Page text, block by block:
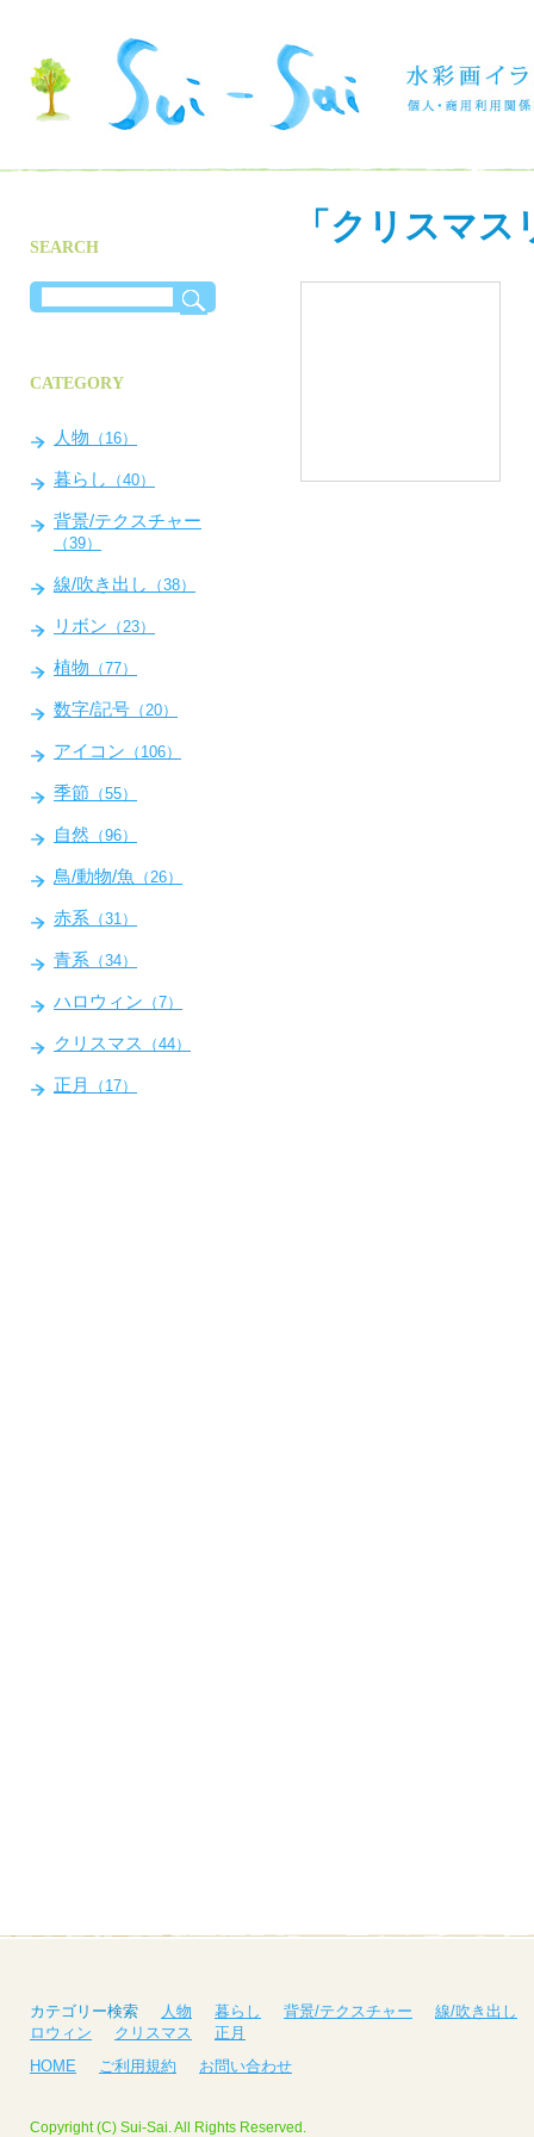
「クリスマ
SEARCH
CATEGORY
人物 （16）
暮らし （40）
背景/テクスチャー
（39）
線/吹き出し （38）
リボン （23）
植物 （77）
数字/記号 （20）
アイコン （106）
季節 （55）
自然 （96）
鳥/動物/魚 （26）
赤系 （31）
青系 （34）
ハロウィン （7）
クリスマス （44）
正月 （17）
カテゴリー検索 人物 暮らし 背景/テクスチャー
線/吹き出し
ロウィン
クリスマス
正月
HOME
ご利用規約 お問い合わせ
Copyright (C) Sui-Sai. All Rights Reserved.